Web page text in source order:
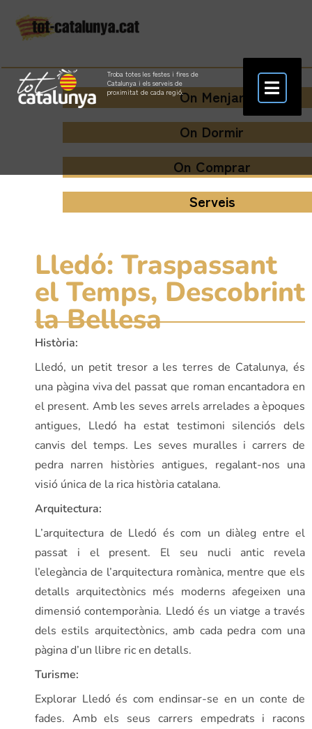
Troba totes les festes i fires de
Catalunya i els serveis de
proximitat de cada regió.On Menjar
On Dormir
On Comprar
Serveis
Lledó: Traspassant
el Temps, Descobrint
la Bellesa
Història:
Lledó, un petit tresor a les terres de Catalunya, és
una pàgina viva del passat que roman encantadora en
el present. Amb les seves arrels arrelades a èpoques
antigues, Lledó ha estat testimoni silenciós dels
canvis del temps. Les seves muralles i carrers de
pedra narren històries antigues, regalant-nos una
visió única de la rica història catalana.
Arquitectura:
L’arquitectura de Lledó és com un diàleg entre el
passat i el present. El seu nucli antic revela
l’elegància de l’arquitectura romànica, mentre que els
detalls arquitectònics més moderns afegeixen una
dimensió contemporània. Lledó és un viatge a través
dels estils arquitectònics, amb cada pedra com una
pàgina d’un llibre ric en detalls.
Turisme:
Explorar Lledó és com endinsar-se en un conte de
fades. Amb els seus carrers empedrats i racons